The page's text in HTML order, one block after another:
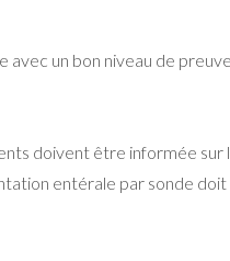
avec un bon niveau de
doivent être informée
entérale par sonde